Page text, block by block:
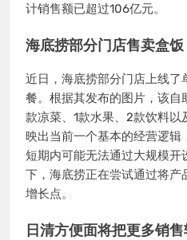
计销售额已超过106亿元。
海底捞部分门店售卖盒饭
近日，海底捞部分门店上线
餐。根据其发布的图片，该
款凉菜、1款水果、2款饮料
映出当前一个基本的经营逻辑
短期内可能无法通过大规模
下，海底捞正在尝试通过将产
增长点。
日清方便面将把更多销